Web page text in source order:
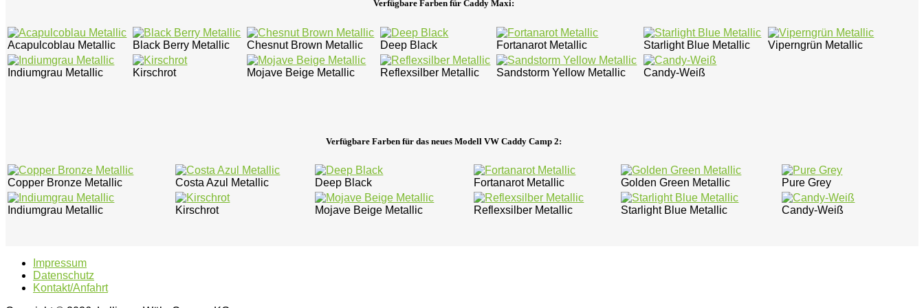
Verfügbare Farben für Caddy Maxi:
Acapulcoblau Metallic Black Berry Metallic Chesnut Brown Metallic Deep Black Fortanarot Metallic Starlight Blue Metallic Viperngrün Metallic
Indiumgrau Metallic Kirschrot Mojave Beige Metallic Reflexsilber Metallic Sandstorm Yellow Metallic Candy-Weiß
Verfügbare Farben für das neues Modell VW Caddy Camp 2:
Copper Bronze Metallic Costa Azul Metallic Deep Black Fortanarot Metallic Golden Green Metallic Pure Grey
Indiumgrau Metallic Kirschrot Mojave Beige Metallic Reflexsilber Metallic Starlight Blue Metallic Candy-Weiß
Impressum
Datenschutz
Kontakt/Anfahrt